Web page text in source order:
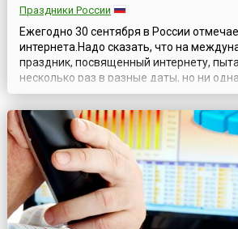
Праздники России
Ежегодно 30 сентября в России
интернета.Надо сказать, что на
праздник, посвященный интернету,
несколько раз в разные даты, но ни
стала традиционной. В России же
сентября.Все началось с того, что в
фирма IT Infoart Stars разослала
предложение поддержать ин...